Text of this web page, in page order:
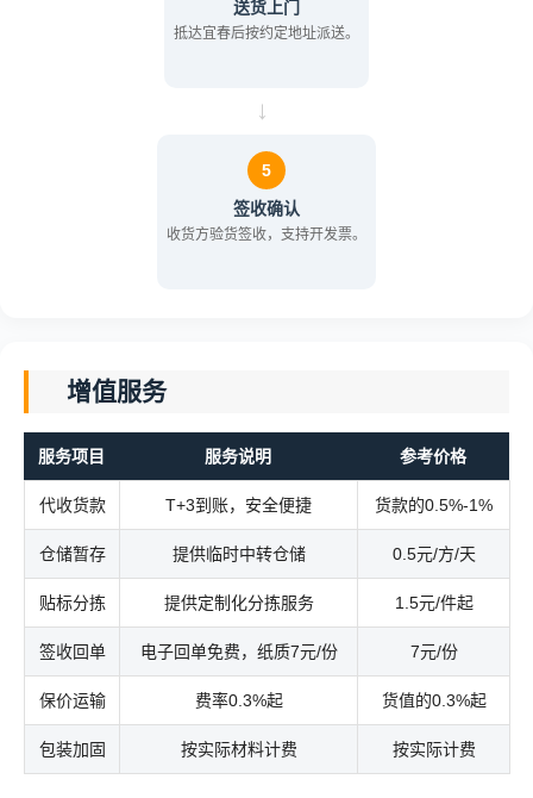
送货上门
抵达宜春后按约定地址派送。
→
5
签收确认
收货方验货签收，支持开发票。
增值服务
服务项目 服务说明 参考价格
代收货款 T+3到账，安全便捷 货款的0.5%-1%
仓储暂存 提供临时中转仓储 0.5元/方/天
贴标分拣 提供定制化分拣服务 1.5元/件起
签收回单 电子回单免费，纸质7元/份 7元/份
保价运输 费率0.3%起 货值的0.3%起
包装加固 按实际材料计费 按实际计费